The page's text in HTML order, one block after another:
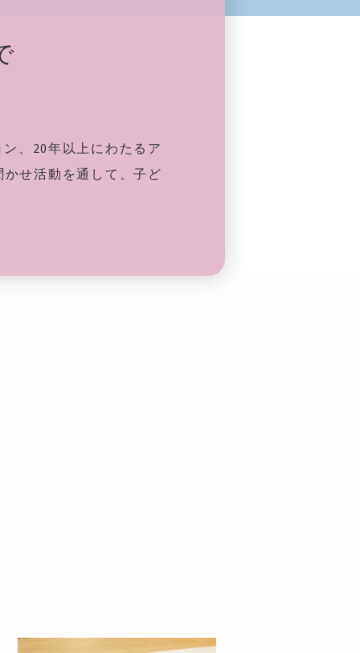
、20年以上にわたるア
せ活動を通して、子ど